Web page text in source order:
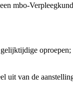
mbo-
oproepen;
uit van de